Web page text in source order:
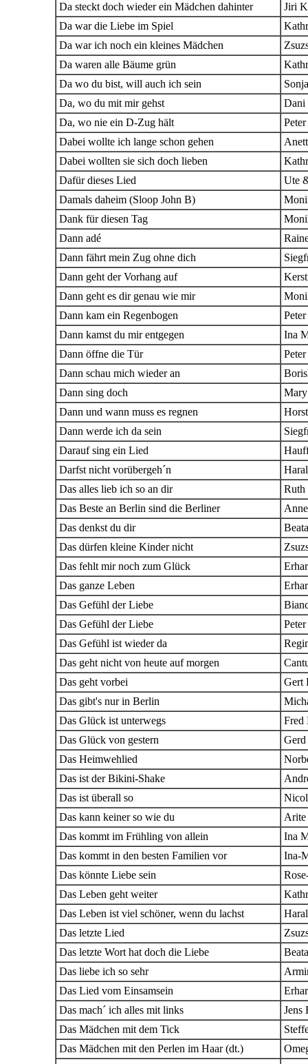
Da steckt doch wieder ein Mädchen dahinter
Jiri
Da war die Liebe im Spiel
Da war ich noch ein kleines Mädchen
Da waren alle Bäume grün
Da wo du bist, will auch ich sein
Da, wo du mit mir gehst
Dani
Da, wo nie ein D-Zug hält
Dabei wollte ich lange schon gehen
Dabei wollten sie sich doch lieben
Dafür dieses Lied
Ute
Damals daheim (Sloop John B)
Dank für diesen Tag
Dann adé
Dann fährt mein Zug ohne dich
Dann geht der Vorhang auf
Dann geht es dir genau wie mir
Dann kam ein Regenbogen
Dann kamst du mir entgegen
Ina
Dann öffne die Tür
Dann schau mich wieder an
Dann sing doch
Dann und wann muss es regnen
Dann werde ich da sein
Darauf sing ein Lied
Darfst nicht vorübergeh´n
Das alles lieb ich so an dir
Ruth
Das Beste an Berlin sind die Berliner
Das denkst du dir
Das dürfen kleine Kinder nicht
Das fehlt mir noch zum Glück
Das ganze Leben
Das Gefühl der Liebe
Das Gefühl der Liebe
Das Gefühl ist wieder da
Das geht nicht von heute auf morgen
Das geht vorbei
Gert
Das gibt's nur in Berlin
Das Glück ist unterwegs
Fred
Das Glück von gestern
Das Heimwehlied
Das ist der Bikini-Shake
Das ist überall so
Das kann keiner so wie du
Arite
Das kommt im Frühling von allein
Ina
Das kommt in den besten Familien vor
Ina-
Das könnte Liebe sein
Das Leben geht weiter
Das Leben ist viel schöner, wenn du lachst
Das letzte Lied
Das letzte Wort hat doch die Liebe
Das liebe ich so sehr
Das Lied vom Einsamsein
Das mach´ ich alles mit links
Jens
Das Mädchen mit dem Tick
Das Mädchen mit den Perlen im Haar (dt.)